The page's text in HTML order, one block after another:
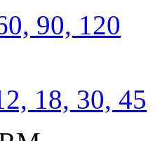
90, 120
18, 30, 45